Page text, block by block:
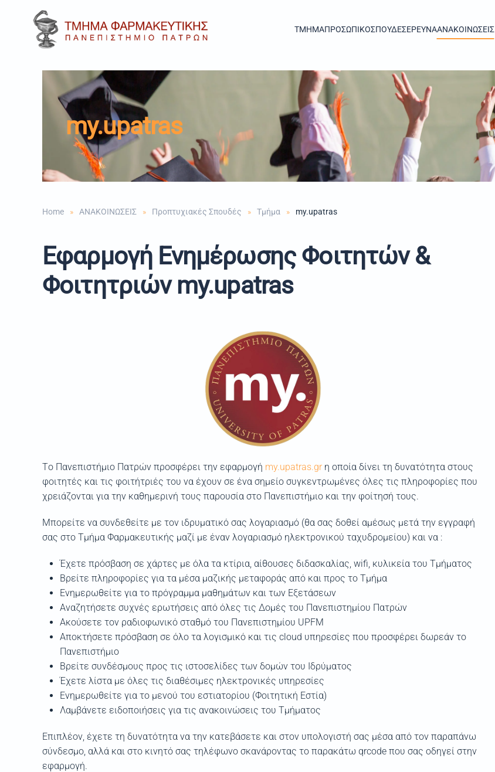
Skip to main content TMHMAΠΡΟΣΩΠΙΚΟΣΠΟΥΔΕΣΕΡΕΥΝΑΑΝΑΚΟΙΝΩΣΕΙΣ
my.upatras
Home ΑΝΑΚΟΙΝΩΣΕΙΣ Προπτυχιακές Σπουδές Τμήμα my.upatras
Εφαρμογή Ενημέρωσης Φοιτητών &
Φοιτητριώνmy.upatras
Tο Πανεπιστήμιο Πατρών προσφέρει την εφαρμογή my.upatras.grη οποία δίνει τη δυνατότητα στους
φοιτητές και τις φοιτήτριές του να έχουν σε ένα σημείο συγκεντρωμένες όλες τις πληροφορίες που
χρειάζονται για την καθημερινή τους παρουσία στο Πανεπιστήμιο και την φοίτησή τους.
Μπορείτε να συνδεθείτε με τον ιδρυματικό σας λογαριασμό (θα σας δοθεί αμέσως μετά την εγγραφή
σας στο Τμήμα Φαρμακευτικής μαζί με έναν λογαριασμό ηλεκτρονικού ταχυδρομείου) και να :
Έχετε πρόσβαση σε χάρτες με όλα τα κτίρια, αίθουσες διδασκαλίας, wifi, κυλικεία του Τμήματος
Βρείτε πληροφορίες για τα μέσα μαζικής μεταφοράς από και προς το Τμήμα
Ενημερωθείτε για το πρόγραμμα μαθημάτων και των Εξετάσεων
Αναζητήσετε συχνές ερωτήσεις από όλες τις Δομές του Πανεπιστημίου Πατρών
Ακούσετε τον ραδιοφωνικό σταθμό του Πανεπιστημίου UPFM
Αποκτήσετε πρόσβαση σε όλο τα λογισμικό και τις cloud υπηρεσίες που προσφέρει δωρεάν το
Πανεπιστήμιο
Βρείτε συνδέσμους προς τις ιστοσελίδες των δομών του Ιδρύματος
Έχετε λίστα με όλες τις διαθέσιμες ηλεκτρονικές υπηρεσίες
Ενημερωθείτε για το μενού του εστιατορίου (Φοιτητική Εστία)
Λαμβάνετε ειδοποιήσεις για τις ανακοινώσεις του Τμήματος
Επιπλέον, έχετε τη δυνατότητα να την κατεβάσετε και στον υπολογιστή σας μέσα από τον παραπάνω
σύνδεσμο, αλλά και στο κινητό σας τηλέφωνο σκανάροντας το παρακάτω qrcode που σας οδηγεί στην
εφαρμογή.